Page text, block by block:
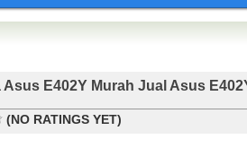
E402Y Murah Jual Asus
(NO RATINGS YET)